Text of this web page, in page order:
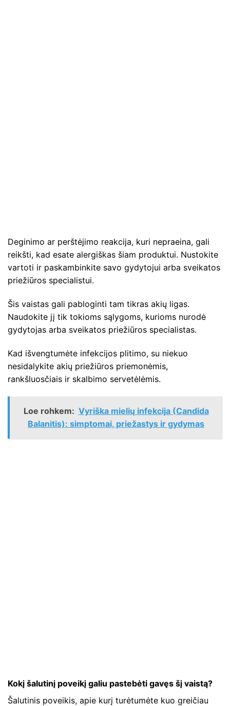
Deginimo ar perštėjimo reakcija, kuri nepraeina, gali
reikšti, kad esate alergiškas šiam produktui. Nustokite
vartoti ir paskambinkite savo gydytojui arba sveikatos
priežiūros specialistui.
Šis vaistas gali pabloginti tam tikras akių ligas.
Naudokite jį tik tokioms sąlygoms, kurioms nurodė
gydytojas arba sveikatos priežiūros specialistas.
Kad išvengtumėte infekcijos plitimo, su niekuo
nesidalykite akių priežiūros priemonėmis,
rankšluosčiais ir skalbimo servetėlėmis.
Loe rohkem: Vyriška mielių infekcija (Candida
Balanitis): simptomai, priežastys ir gydymas
Kokį šalutinį poveikį galiu pastebėti gavęs šį vaistą?
Šalutinis poveikis, apie kurį turėtumėte kuo greičiau